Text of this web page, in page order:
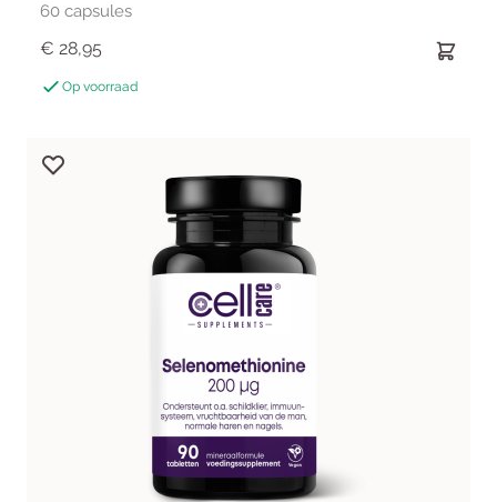
60 capsules
€ 28,95
Op voorraad